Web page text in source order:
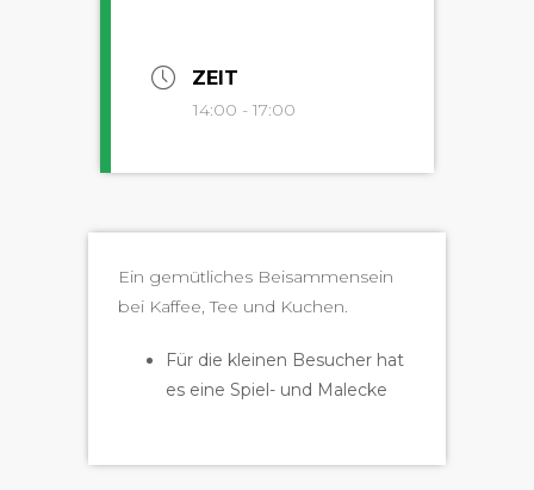
ZEIT
14:00 - 17:00
Ein gemütlich­es Beisam­men­sein
bei Kaf­fee, Tee und Kuchen.
Für die kleinen Besuch­er hat
es eine Spiel- und Malecke